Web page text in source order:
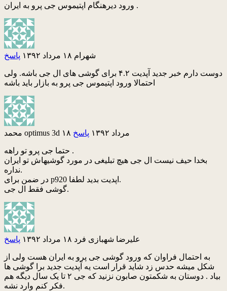
ورود دیرهنگام اپتیموس جی پرو به ایران .
شهرام ۱۸ مرداد ۱۳۹۲ پاسخ
دوست دارم خبر جدید آپدیت ۴.۲ برای گوشی های ال جی باشه. ولی
احتمالا ورود اپتیموس جی پرو به بازار باید باشه
محمد optimus 3d ۱۸ مرداد ۱۳۹۲ پاسخ
حتما جی پرو تو راهه .
بخدا حیف نیست ال جی هیچ تبلیغی در مورد گوشیهاش تو ایران
نداره.
در ضمن برای p920 اپدیت بدید لطفا.
گوشی فقط ال جی.
علیرضا شهبازی فرد ۱۸ مرداد ۱۳۹۲ پاسخ
به احتمال فراوان که ورود گوشی جی پرو به ایران هست ولی از
شکل میشه حدس زد شاید قرار است یه آپدیت جدید برا گوشی ها
بیاد . دوستان به شکمتون صابون نزنید که جی ۲ تا یک سال دیگه هم
فکر کنم وارد نشه.